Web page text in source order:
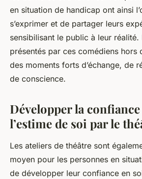
en situation de handicap ont ainsi
s’exprimer et de partager leurs
sensibilisant le public à leur réalité.
présentés par ces comédiens hors
des moments forts d’échange, de
de conscience.
Développer la
l’estime de soi par le
Les ateliers de théâtre sont
moyen pour les personnes en
de développer leur confiance en